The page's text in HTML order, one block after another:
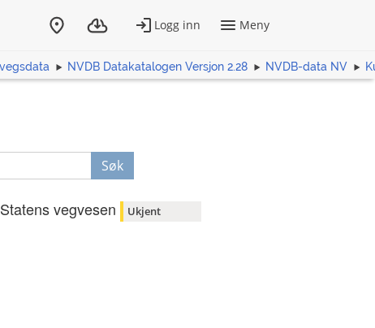
NVDB Datakatalogen Versjon 2.28 NVDB-data NV
Søk
Statens vegvesen Ukjent